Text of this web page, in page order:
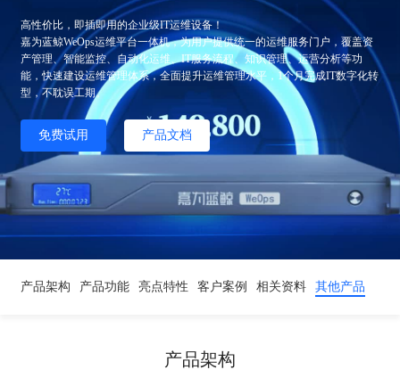
高性价比，即插即用的企业级IT运维设备！
嘉为蓝鲸WeOps运维平台一体机，为用户提供统一的运维服务门户，覆盖资
产管理、智能监控、自动化运维、IT服务流程、知识管理、运营分析等功
能，快速建设运维管理体系，全面提升运维管理水平，1个月完成IT数字化转
型，不耽误工期。
免费试用 产品文档
产品架构 产品功能 亮点特性 客户案例 相关资料 其他产品
产品架构